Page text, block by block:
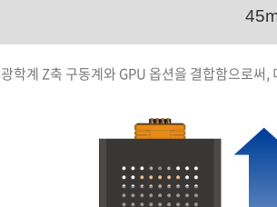
광학계 Z축 구동계와 GPU 옵션을 결합함으로써